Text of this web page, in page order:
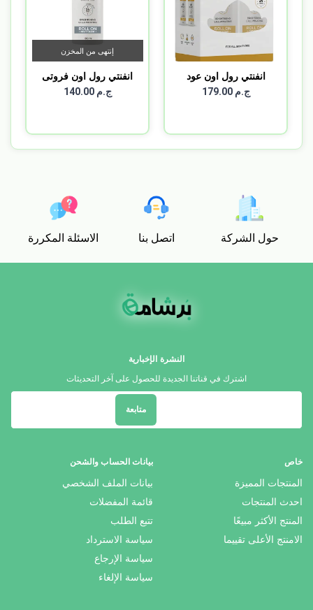
انفنتي رول اون عود
مزيل...ج.م 179.00
إنتهى من المخزن
انفنتي رول اون فروتى
1+...ج.م 140.00
حول الشركة اتصل بنا الاسئلة المكررة
خاص
المنتجات المميزة
احدث المنتجات
المنتج الأكثر مبيعًا
الامنتج الأعلى تقييما
بيانات الحساب والشحن
بيانات الملف الشخصي
قائمة المفضلات
تتبع الطلب
سياسة الاسترداد
سياسة الإرجاع
سياسة الإلغاء
النشرة الإخبارية
اشترك في قناتنا الجديدة للحصول على آخر التحديثات
متابعة